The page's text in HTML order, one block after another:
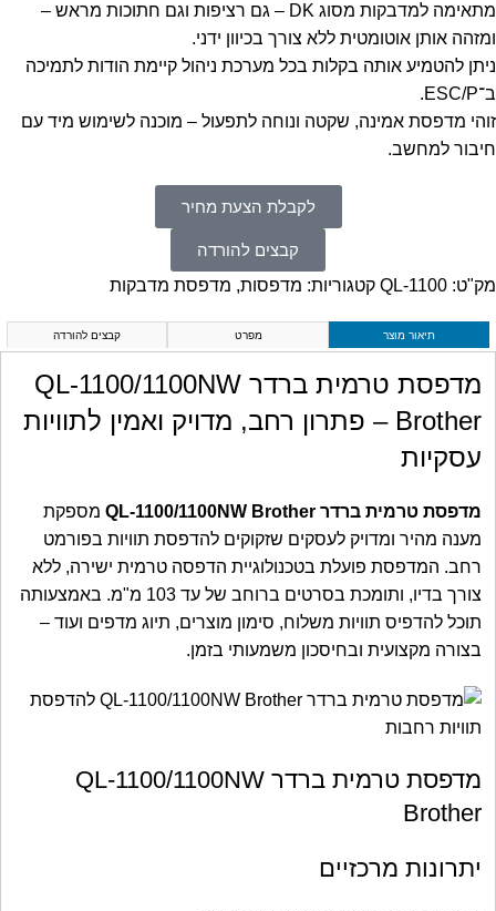
מתאימה למדבקות מסוג DK – גם רציפות וגם חתוכות מראש –
ומזהה אותן אוטומטית ללא צורך בכיוון ידני.
ניתן להטמיע אותה בקלות בכל מערכת ניהול קיימת הודות לתמיכה
ב־ESC/P.
זוהי מדפסת אמינה, שקטה ונוחה לתפעול – מוכנה לשימוש מיד עם
חיבור למחשב.
לקבלת הצעת מחיר
קבצים להורדה
מק"ט: QL-1100 קטגוריות: מדפסות, מדפסת מדבקות
תיאור מוצר מפרט קבצים להורדה
מדפסת טרמית ברדר QL-1100/1100NW
Brother – פתרון רחב, מדויק ואמין לתוויות
עסקיות
מדפסת טרמית ברדר QL-1100/1100NW Brother
מספקת
מענה מהיר ומדויק לעסקים שזקוקים להדפסת תוויות בפורמט
רחב. המדפסת פועלת בטכנולוגיית הדפסה טרמית ישירה, ללא
צורך בדיו, ותומכת בסרטים ברוחב של עד 103 מ"מ. באמצעותה
תוכל להדפיס תוויות משלוח, סימון מוצרים, תיוג מדפים ועוד –
בצורה מקצועית ובחיסכון משמעותי בזמן.
מדפסת טרמית ברדר QL-1100/1100NW
Brother
יתרונות מרכזיים